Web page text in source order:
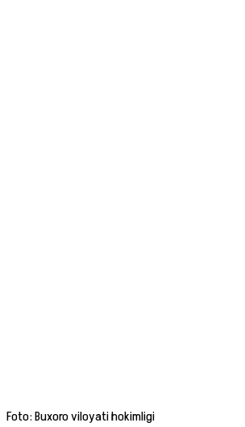
Foto: Buxoro viloyati hokimligi